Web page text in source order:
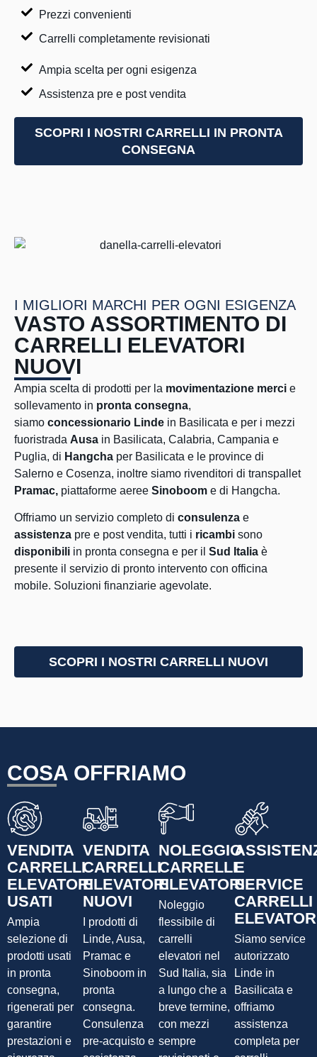
Prezzi convenienti
Carrelli completamente revisionati
Ampia scelta per ogni esigenza
Assistenza pre e post vendita
SCOPRI I NOSTRI CARRELLI IN PRONTA
CONSEGNA
I MIGLIORI MARCHI PER OGNI ESIGENZA
VASTO ASSORTIMENTO DI
CARRELLI ELEVATORI
NUOVI
Ampia scelta di prodotti per la movimentazione merci e
sollevamento in pronta consegna,
siamo concessionario Linde in Basilicata e per i mezzi
fuoristrada Ausa in Basilicata, Calabria, Campania e
Puglia, di Hangcha per Basilicata e le province di
Salerno e Cosenza, inoltre siamo rivenditori di transpallet
Pramac, piattaforme aeree Sinoboom e di Hangcha.
Offriamo un servizio completo di consulenza e
assistenza pre e post vendita, tutti i ricambi sono
disponibili in pronta consegna e per il Sud Italia è
presente il servizio di pronto intervento con officina
mobile. Soluzioni finanziarie agevolate.
SCOPRI I NOSTRI CARRELLI NUOVI
COSA OFFRIAMO
VENDITA
CARRELLI
ELEVATORI
USATI
Ampia
selezione di
prodotti usati
in pronta
consegna,
rigenerati per
garantire
prestazioni e
VENDITA
CARRELLI
ELEVATORI
NUOVI
I prodotti di
Linde, Ausa,
Pramac e
Sinoboom in
pronta
consegna.
Consulenza
pre-acquisto e
NOLEGGIO
CARRELLI
ELEVATORI
Noleggio
flessibile di
carrelli
elevatori nel
Sud Italia, sia
a lungo che a
breve termine,
con mezzi
sempre
E
SERVICE
CARRELLI
Siamo service
autorizzato
Linde in
Basilicata e
offriamo
assistenza
completa per